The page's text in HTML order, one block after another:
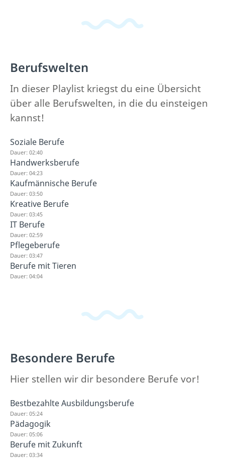
Berufswelten
In dieser Playlist kriegst du eine Übersicht
über alle Berufswelten, in die du einsteigen
kannst!
Soziale Berufe
Dauer: 02:40
Handwerksberufe
Dauer: 04:23
Kaufmännische Berufe
Dauer: 03:50
Kreative Berufe
Dauer: 03:45
IT Berufe
Dauer: 02:59
Pflegeberufe
Dauer: 03:47
Berufe mit Tieren
Dauer: 04:04
Besondere Berufe
Hier stellen wir dir besondere Berufe vor!
Bestbezahlte Ausbildungsberufe
Dauer: 05:24
Pädagogik
Dauer: 05:06
Berufe mit Zukunft
Dauer: 03:34